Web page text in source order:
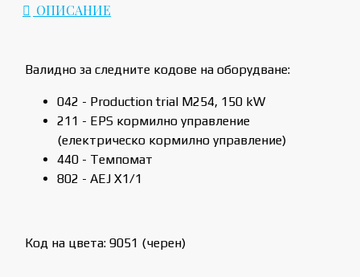
ОПИСАНИЕ
Валидно за следните кодове на оборудване:
042 - Production trial M254, 150 kW
211 - EPS кормилно управление
(електрическо кормилно управление)
440 - Темпомат
802 - AEJ X1/1
Код на цвета: 9051 (черен)